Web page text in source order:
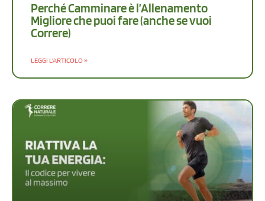
Perché Camminare è l’Allenamento
Migliore che puoi fare (anche se vuoi
Correre)
LEGGI L'ARTICOLO »